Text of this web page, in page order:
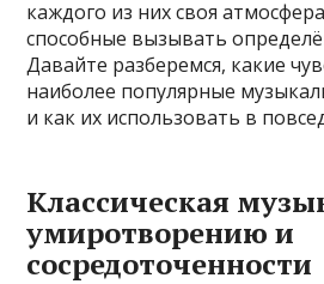
каждого из них своя
способные вызывать
Давайте разберемся, какие
наиболее популярные
и как их использовать в
Классическая
умиротворению и
сосредоточенности